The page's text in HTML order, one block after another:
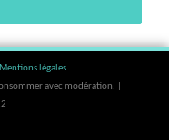
Mentions légales
avec modération. |